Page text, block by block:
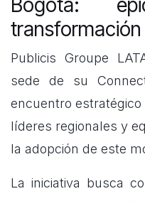
Bogotá:
Publicis Groupe
sede de su
encuentro
líderes regionales y
la adopción de este
La iniciativa busca